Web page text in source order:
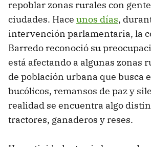
repoblar zonas rurales con
ciudades. Hace unos días,
intervención parlamentaria, la
Barredo reconoció su
está afectando a algunas zonas
de población urbana que busca
bucólicos, remansos de paz y
realidad se encuentra algo
tractores, ganaderos y reses.